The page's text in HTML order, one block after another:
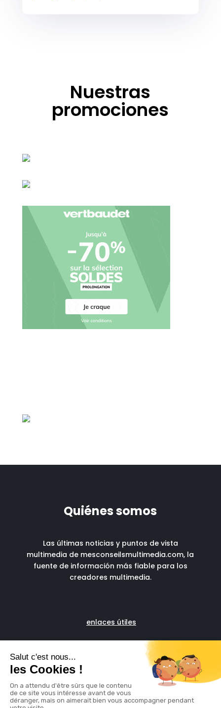
Nuestras
promociones
Quiénes somos
Las últimas noticias y puntos de vista
multimedia de mesconseilsmultimedia.com, la
fuente de información más fiable para los
creadores multimedia.
enlaces útiles
Soporte administrativo
para autónomos digitales